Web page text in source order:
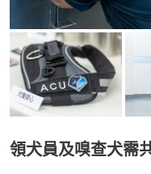
領犬員及嗅查犬需